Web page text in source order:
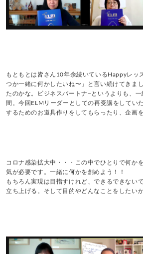
もともとは皆さん10年余続いているHappyレッ
つか一緒に何かしたいね〜」と言い続けてきま
たのかな。ビジネスパートナ−というよりも、
間。今回ELMリーダーとしての再受講をしてい
するためのお道具作りをしてもらったり、企画
コロナ感染拡大中・・・この中でひとりで何か
気が必要です。一緒に何かを創めよう！！
もちろん実現は目指すけれど、できるできない
立ち上げる。そして目的やどんなことをしたい